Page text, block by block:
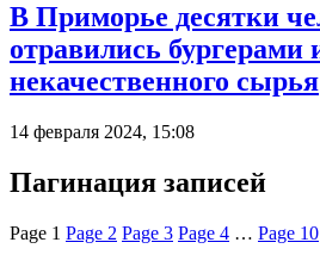
В Приморье десятки
отравились бургерами
некачественного сырья
14 февраля 2024, 15:08
Пагинация записей
Page 1 Page 2 Page 3 Page 4 … Page 10